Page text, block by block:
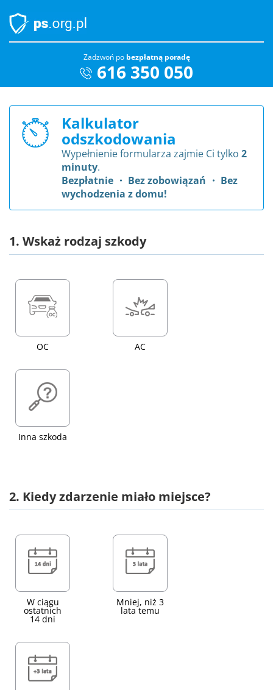
Zadzwoń po bezpłatną poradę
616 350 050
Kalkulator
odszkodowania
Wypełnienie formularza zajmie Ci tylko 2
minuty.
Bezpłatnie ・ Bez zobowiązań ・ Bez
wychodzenia z domu!
1. Wskaż rodzaj szkody
OC AC
Inna szkoda
2. Kiedy zdarzenie miało miejsce?
W ciągu
ostatnich
14 dni
Mniej, niż 3
lata temu